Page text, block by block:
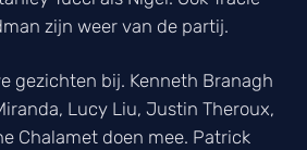
zijn weer van de partij.
gezichten bij. Kenneth Branagh
Lucy Liu, Justin Theroux,
Chalamet doen mee. Patrick